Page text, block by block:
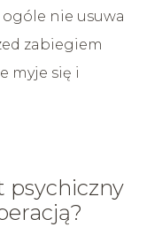
ogóle nie usuwa
zabiegiem
myje się i
psychiczny